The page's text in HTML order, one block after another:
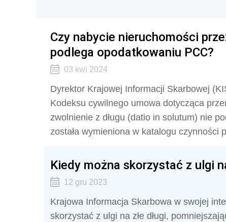
Czy nabycie nieruchomości
podlega opodatkowaniu PCC?
03 kwi 2024
Dyrektor Krajowej Informacji Skarbowej
Kodeksu cywilnego umowa dotycząca
zwolnienie z długu (datio in solutum) nie
została wymieniona w katalogu
Kiedy można skorzystać z ulgi
12 gru 2023
Krajowa Informacja Skarbowa w swojej
skorzystać z ulgi na złe długi,